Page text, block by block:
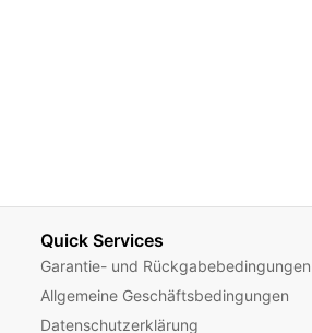
Quick Services
Garantie- und Rückgabebedingungen
Allgemeine Geschäftsbedingungen
Datenschutzerklärung